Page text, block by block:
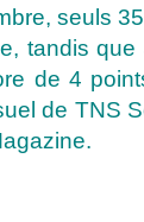
seuls
tandis que
de 4
de TNS